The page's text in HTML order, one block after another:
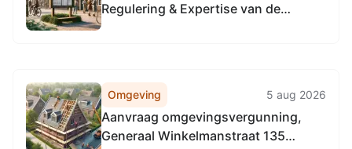
Regulering & Expertise van de
Vervangingsregeling directie
Regulering & Expertise
Omgevingsdienst
Noordzeekanaalgebied
Omgeving 5 aug 2026
Aanvraag omgevingsvergunning,
Generaal Winkelmanstraat 135